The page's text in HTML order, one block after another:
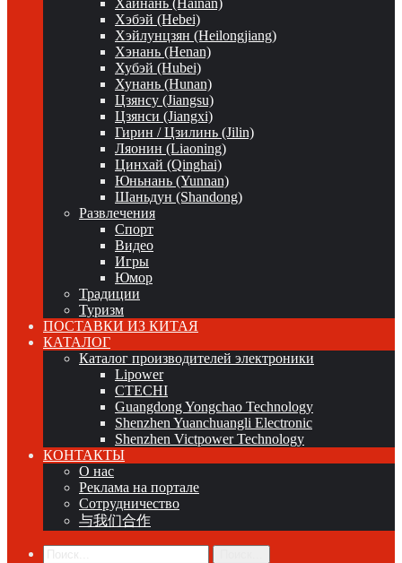
Хайнань (Hainan)
Хэбэй (Hebei)
Хэйлунцзян (Heilongjiang)
Хэнань (Henan)
Хубэй (Hubei)
Хунань (Hunan)
Цзянсу (Jiangsu)
Цзянси (Jiangxi)
Гирин / Цзилинь (Jilin)
Ляонин (Liaoning)
Цинхай (Qinghai)
Юньнань (Yunnan)
Шаньдун (Shandong)
Развлечения
Спорт
Видео
Игры
Юмор
Традиции
Туризм
ПОСТАВКИ ИЗ КИТАЯ
КАТАЛОГ
Каталог производителей электроники
Lipower
CTECHI
Guangdong Yongchao Technology
Shenzhen Yuanchuangli Electronic
Shenzhen Victpower Technology
КОНТАКТЫ
О нас
Реклама на портале
Сотрудничество
与我们合作